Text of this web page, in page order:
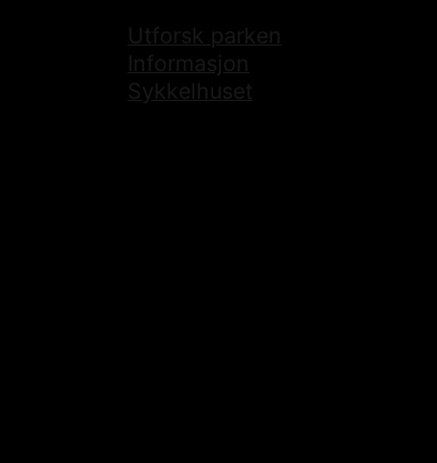
Utforsk parken
Informasjon
Sykkelhuset